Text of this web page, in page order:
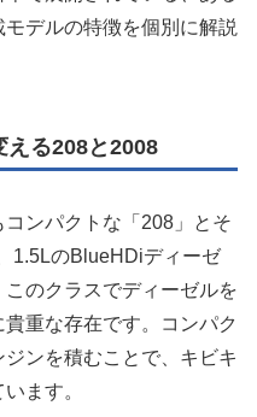
デルの特徴を個別に解説
える208と2008
ンパクトな「208」とそ
1.5LのBlueHDiディーゼ
のクラスでディーゼルを
重な存在です。コンパク
ンを積むことで、キビキ
ます。